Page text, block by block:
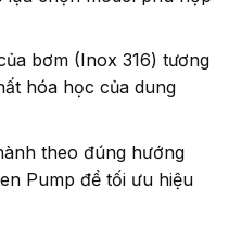
bơm (Inox 316) tương
hóa học của dung
theo đúng hướng
Pump để tối ưu hiệu